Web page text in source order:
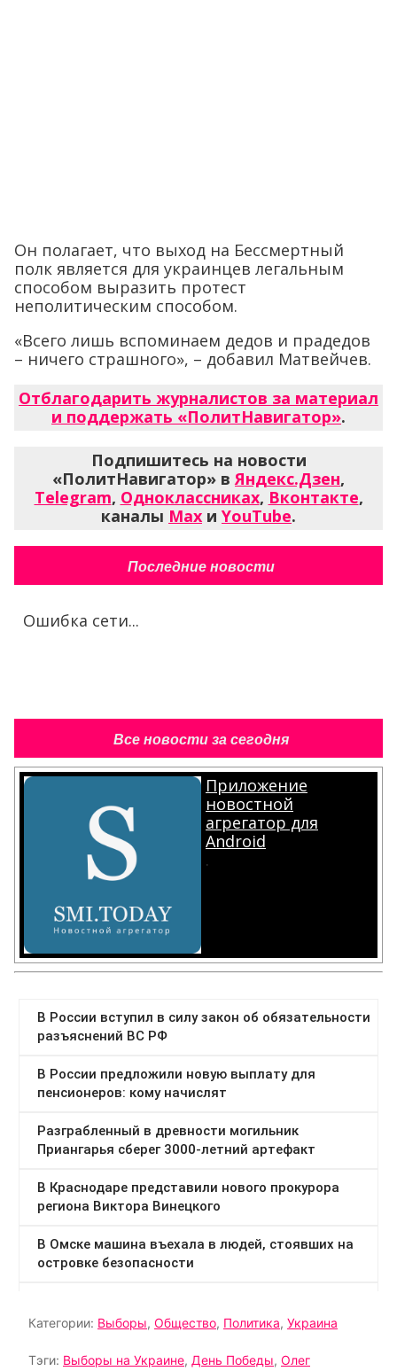
Он полагает, что выход на Бессмертный
полк является для украинцев легальным
способом выразить протест
неполитическим способом.
«Всего лишь вспоминаем дедов и прадедов
– ничего страшного», – добавил Матвейчев.
Отблагодарить журналистов за материал
и поддержать «ПолитНавигатор».
Подпишитесь на новости
«ПолитНавигатор» в Яндекс.Дзен,
Telegram, Одноклассниках, Вконтакте,
каналы Max и YouTube.
Последние новости
Ошибка сети...
Все новости за сегодня
Приложение
новостной
агрегатор для
Android
.
Категории: Выборы, Общество, Политика, Украина
Тэги: Выборы на Украине, День Победы, Олег